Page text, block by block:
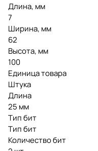
Длина, мм
7
Ширина, мм
62
Высота, мм
100
Единица товара
Штука
Длина
25 мм
Тип бит
Тип бит
Количество бит